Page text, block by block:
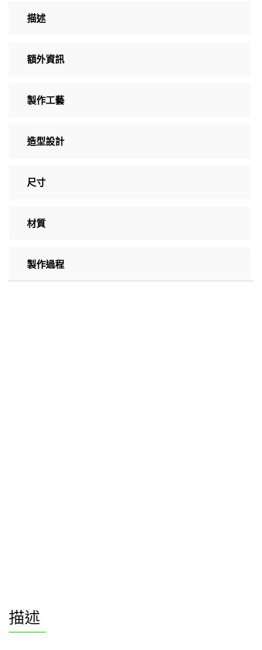
描述
額外資訊
製作工藝
造型設計
尺寸
材質
製作過程
描述